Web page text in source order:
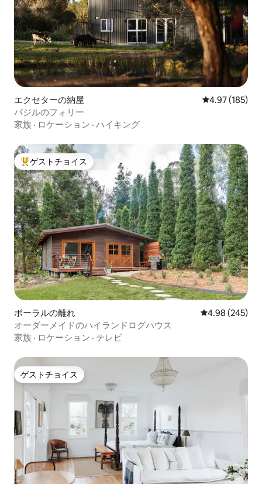
エクセターの納屋 レビュー185
4.97 (185)
バジルのフォリー
家族 · ロケーション · ハイキング
大好評のゲストチョイスです。
ゲストチョイス
ボーラルの離れ レビュー245
4.98 (245)
オーダーメイドのハイランドログハウス
家族 · ロケーション · テレビ
ゲストチョイス
ゲストチョイス